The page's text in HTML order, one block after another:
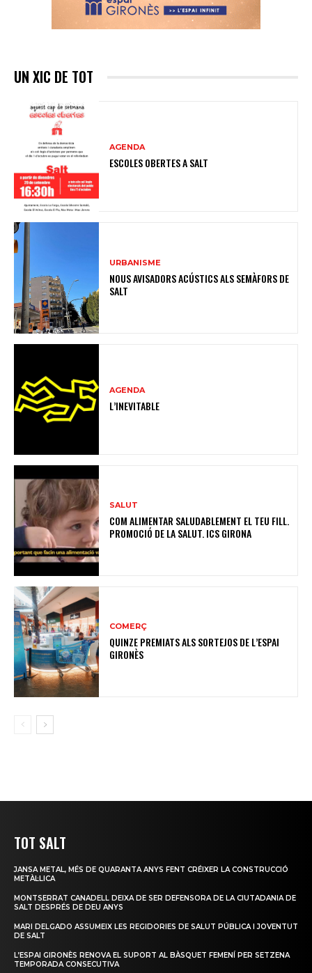
UN XIC DE TOT
AGENDA
ESCOLES OBERTES A SALT
URBANISME
NOUS AVISADORS ACÚSTICS ALS SEMÀFORS DE
SALT
AGENDA
L’INEVITABLE
SALUT
COM ALIMENTAR SALUDABLEMENT EL TEU FILL.
PROMOCIÓ DE LA SALUT. ICS GIRONA
COMERÇ
QUINZE PREMIATS ALS SORTEJOS DE L’ESPAI
GIRONÈS
TOT SALT
JANSA METAL, MÉS DE QUARANTA ANYS FENT CRÉIXER LA CONSTRUCCIÓ
METÀL·LICA
MONTSERRAT CANADELL DEIXA DE SER DEFENSORA DE LA CIUTADANIA DE
SALT DESPRÉS DE DEU ANYS
MARI DELGADO ASSUMEIX LES REGIDORIES DE SALUT PÚBLICA I JOVENTUT
DE SALT
L’ESPAI GIRONÈS RENOVA EL SUPORT AL BÀSQUET FEMENÍ PER SETZENA
TEMPORADA CONSECUTIVA